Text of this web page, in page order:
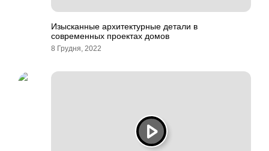
Изысканные архитектурные детали в
современных проектах домов
8 Грудня, 2022